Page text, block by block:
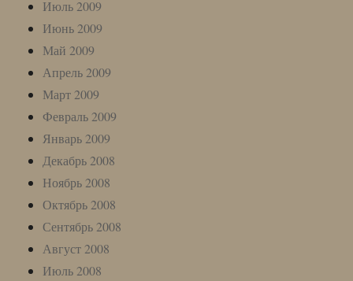
Июль 2009
Июнь 2009
Май 2009
Апрель 2009
Март 2009
Февраль 2009
Январь 2009
Декабрь 2008
Ноябрь 2008
Октябрь 2008
Сентябрь 2008
Август 2008
Июль 2008